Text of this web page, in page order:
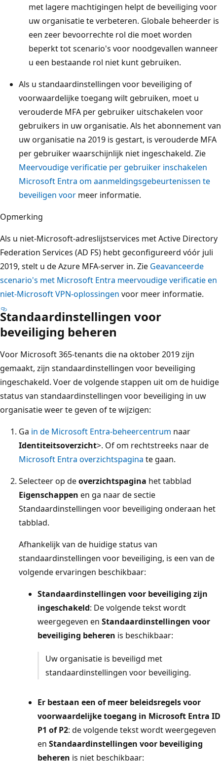
met lagere machtigingen helpt de beveiliging voor
uw organisatie te verbeteren. Globale beheerder is
een zeer bevoorrechte rol die moet worden
beperkt tot scenario's voor noodgevallen wanneer
u een bestaande rol niet kunt gebruiken.
Als u standaardinstellingen voor beveiliging of
voorwaardelijke toegang wilt gebruiken, moet u
verouderde MFA per gebruiker uitschakelen voor
gebruikers in uw organisatie. Als het abonnement van
uw organisatie na 2019 is gestart, is verouderde MFA
per gebruiker waarschijnlijk niet ingeschakeld. Zie
Meervoudige verificatie per gebruiker inschakelen
Microsoft Entra om aanmeldingsgebeurtenissen te
beveiligen voor meer informatie.
Opmerking
Als u niet-Microsoft-adreslijstservices met Active Directory
Federation Services (AD FS) hebt geconfigureerd vóór juli
2019, stelt u de Azure MFA-server in. Zie Geavanceerde
scenario's met Microsoft Entra meervoudige verificatie en
niet-Microsoft VPN-oplossingen voor meer informatie.
Standaardinstellingen voor
beveiliging beheren
Voor Microsoft 365-tenants die na oktober 2019 zijn
gemaakt, zijn standaardinstellingen voor beveiliging
ingeschakeld. Voer de volgende stappen uit om de huidige
status van standaardinstellingen voor beveiliging in uw
organisatie weer te geven of te wijzigen:
Ga in de Microsoft Entra-beheercentrum naar
Identiteitsoverzicht>. Of om rechtstreeks naar de
Microsoft Entra overzichtspagina te gaan.
Selecteer op deoverzichtspagina het tabblad
Eigenschappen en ga naar de sectie
Standaardinstellingen voor beveiliging onderaan het
tabblad.
Afhankelijk van de huidige status van
standaardinstellingen voor beveiliging, is een van de
volgende ervaringen beschikbaar:
Standaardinstellingen voor beveiliging zijn
ingeschakeld: De volgende tekst wordt
weergegeven en Standaardinstellingen voor
beveiliging beheren is beschikbaar:
Uw organisatie is beveiligd met
standaardinstellingen voor beveiliging.
Er bestaan een of meer beleidsregels voor
voorwaardelijke toegang in Microsoft Entra ID
P1 of P2: de volgende tekst wordt weergegeven
en Standaardinstellingen voor beveiliging
beheren is niet beschikbaar: